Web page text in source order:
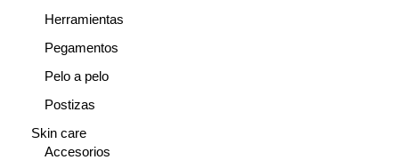
Herramientas
Pegamentos
Pelo a pelo
Postizas
Skin care
Accesorios